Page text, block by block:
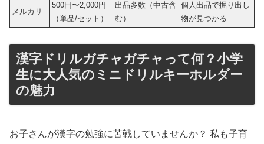
メルカリ
500円〜2,000円
（単品/セット）
出品多数（中古含
む）
個人出品で掘り出し
物が見つかる
漢字ドリルガチャガチャって何？小学
生に大人気のミニドリルキーホルダー
の魅力
お子さんが漢字の勉強に苦戦していませんか？ 私も子育